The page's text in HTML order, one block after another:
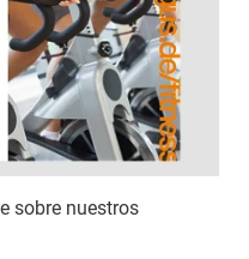
sobre nuestros